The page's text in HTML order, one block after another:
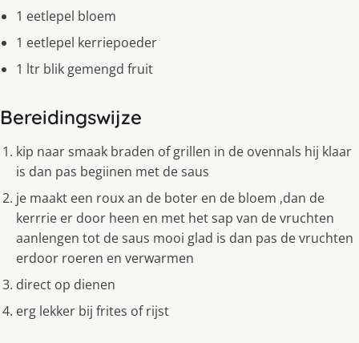
1 eetlepel bloem
1 eetlepel kerriepoeder
1 ltr blik gemengd fruit
Bereidingswijze
kip naar smaak braden of grillen in de ovennals hij klaar
is dan pas begiinen met de saus
je maakt een roux an de boter en de bloem ,dan de
kerrrie er door heen en met het sap van de vruchten
aanlengen tot de saus mooi glad is dan pas de vruchten
erdoor roeren en verwarmen
direct op dienen
erg lekker bij frites of rijst